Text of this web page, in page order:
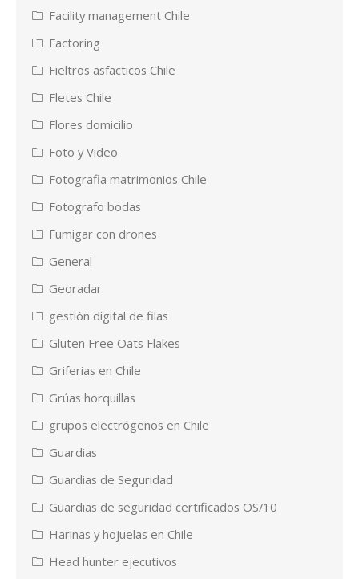
Facility management Chile
Factoring
Fieltros asfacticos Chile
Fletes Chile
Flores domicilio
Foto y Video
Fotografia matrimonios Chile
Fotografo bodas
Fumigar con drones
General
Georadar
gestión digital de filas
Gluten Free Oats Flakes
Griferias en Chile
Grúas horquillas
grupos electrógenos en Chile
Guardias
Guardias de Seguridad
Guardias de seguridad certificados OS/10
Harinas y hojuelas en Chile
Head hunter ejecutivos